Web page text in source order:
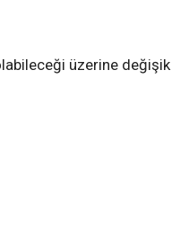
üzerine değişik